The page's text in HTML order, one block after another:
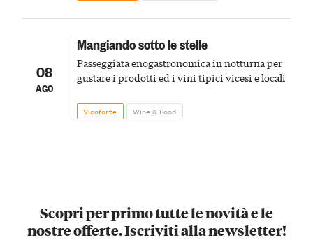
08
AGO
Mangiando sotto le stelle
Passeggiata enogastronomica in notturna per
gustare i prodotti ed i vini tipici vicesi e locali
Vicoforte Wine & Food
Scopri per primo tutte le novità e le
nostre offerte. Iscriviti alla newsletter!